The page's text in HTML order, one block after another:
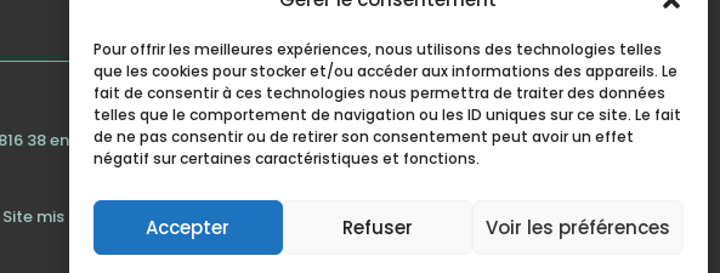
Pour offrir les meilleures expériences, nous utilisons des technologies telles
que les cookies pour stocker et/ou accéder aux informations des appareils. Le
fait de consentir à ces technologies nous permettra de traiter des données
telles que le comportement de navigation ou les ID uniques sur ce site. Le fait
de ne pas consentir ou de retirer son consentement peut avoir un effet
négatif sur certaines caractéristiques et fonctions.
Accepter Refuser Voir les préférences
38 enregistré auprès du préfet de la région Auvergne-Rhône-
Site mis à jour en juillet 2026